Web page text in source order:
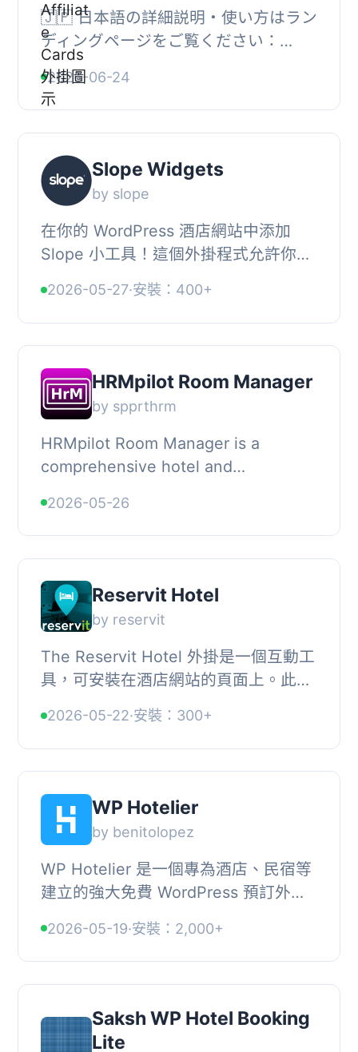
🇯🇵 日本語の詳細説明・使い方はラン
ディングページをご覧ください：
https://hotelier-plugins.pages.dev/,
Hotelier is a WordPress plugin for
creating hot...
2026-06-24
Slope Widgets
by slope
在你的 WordPress 酒店網站中添加
Slope 小工具！這個外掛程式允許你使
條、套餐和促銷。, 資訊, 如果你使用
Slope 酒店管理...
2026-05-27·安裝：400+
HRMpilot Room Manager
by spprthrm
HRMpilot Room Manager is a
comprehensive hotel and
solution for WordPress. Perfect for
hotels, B&Bs, vacation rentals, and...
2026-05-26
Reservit Hotel
by reservit
The Reservit Hotel 外掛是一個互動工
具，可安裝在酒店網站的頁面上。此外
格的信息，並與酒店出現的所有分銷網
站（如 Boo...
2026-05-22·安裝：300+
WP Hotelier
by benitolopez
WP Hotelier 是一個專為酒店、民宿等
建立的強大免費 WordPress 預訂外掛
WordPress 儀表板內管理酒店預訂、接
受在線付款、選...
2026-05-19·安裝：2,000+
Saksh WP Hotel Booking
Lite